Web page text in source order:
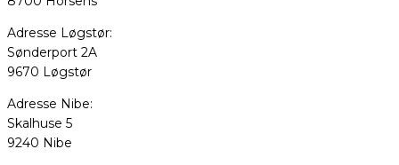
Adresse Løgstør:
Sønderport 2A
9670 Løgstør
Adresse Nibe:
Skalhuse 5
9240 Nibe